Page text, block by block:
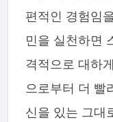
편적인 경험임
민을 실천하면
격적으로 대하
으로부터 더 빨
신을 있는 그대